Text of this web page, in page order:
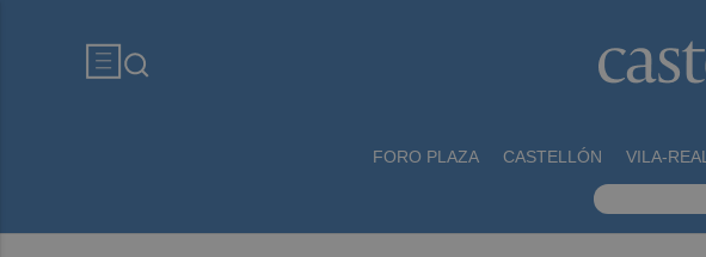
FORO PLAZA CASTELLÓN VILA-REAL